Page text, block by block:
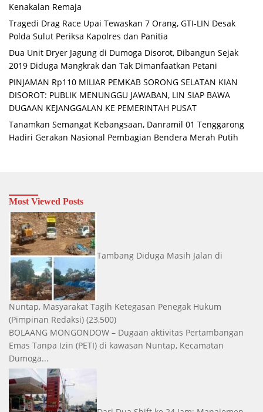
Kenakalan Remaja
Tragedi Drag Race Upai Tewaskan 7 Orang, GTI-LIN Desak
Polda Sulut Periksa Kapolres dan Panitia
Dua Unit Dryer Jagung di Dumoga Disorot, Dibangun Sejak
2019 Diduga Mangkrak dan Tak Dimanfaatkan Petani
PINJAMAN Rp110 MILIAR PEMKAB SORONG SELATAN KIAN
DISOROT: PUBLIK MENUNGGU JAWABAN, LIN SIAP BAWA
DUGAAN KEJANGGALAN KE PEMERINTAH PUSAT
Tanamkan Semangat Kebangsaan, Danramil 01 Tenggarong
Hadiri Gerakan Nasional Pembagian Bendera Merah Putih
Most Viewed Posts
Tambang Diduga Masih Jalan di
Nuntap, Masyarakat Tagih Ketegasan Penegak Hukum
(Pimpinan Redaksi) (23,500)
BOLAANG MONGONDOW – Dugaan aktivitas Pertambangan
Emas Tanpa Izin (PETI) di kawasan Nuntap, Kecamatan
Dumoga...